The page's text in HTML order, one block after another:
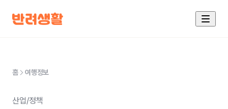
홈 여행정보
산업/정책